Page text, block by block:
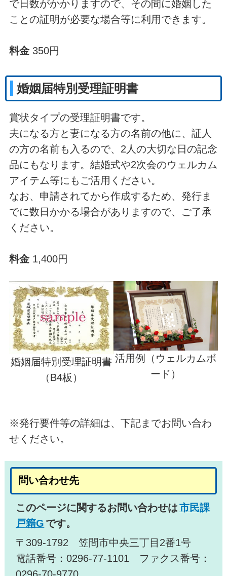
で日数がかかりますので、その間に婚姻した
ことの証明が必要な場合等に利用できます。
料金350円
婚姻届特別受理証明書
賞状タイプの受理証明書です。
夫になる方と妻になる方の名前の他に、証人
の方の名前も入るので、2人の大切な日の記念
品にもなります。結婚式や2次会のウェルカム
アイテム等にもご活用ください。
なお、申請されてから作成するため、発行ま
でに数日かかる場合がありますので、ご了承
ください。
料金1,400円
婚姻届特別受理証明書
（B4板）
活用例（ウェルカムボ
ード）
※発行要件等の詳細は、下記までお問い合わ
せください。
問い合わせ先
このページに関するお問い合わせは市民課
戸籍G です。
〒309-1792 笠間市中央三丁目2番1号
電話番号：0296-77-1101 ファクス番号：